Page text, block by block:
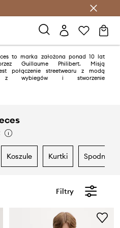
Answear Club >
to marka założona ponad 10 lat
Guillaume Philibert. Misją
połączenie streetwearu z modą
z wybiegów i stworzenie
koszule kurtki spodnie
Filtry